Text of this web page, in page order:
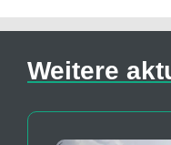
Weitere